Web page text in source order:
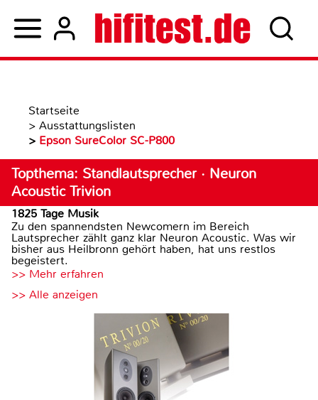
Startseite
> Ausstattungslisten
> Epson SureColor SC-P800
Topthema: Standlautsprecher · Neuron
Acoustic Trivion
1825 Tage Musik
Zu den spannendsten Newcomern im Bereich
Lautsprecher zählt ganz klar Neuron Acoustic. Was wir
bisher aus Heilbronn gehört haben, hat uns restlos
begeistert.
>> Mehr erfahren
>> Alle anzeigen